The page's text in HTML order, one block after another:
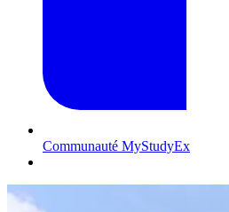
Communauté MyStudyEx